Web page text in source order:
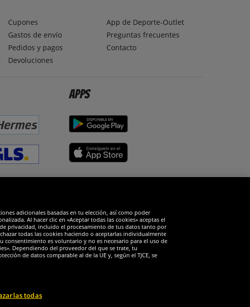
Cupones
Gastos de envío
Pedidos y pagos
Devoluciones
App de Deporte-Outlet
Preguntas frecuentes
Contacto
Apps
adicionales basadas en tu elección, así como poder
Al hacer clic en «Aceptar todas las cookies» aceptas el
privacidad, incluido el procesamiento de tus datos tanto por
todas las cookies haciendo o aceptarlas individualmente
consentimiento es voluntario y no es necesario para el uso de
Dependiendo del proveedor del que se trate, tu
de datos comparable al de la UE y, según el TJCE, se
todas